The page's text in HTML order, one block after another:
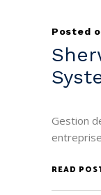
Posted
Gestion
READ